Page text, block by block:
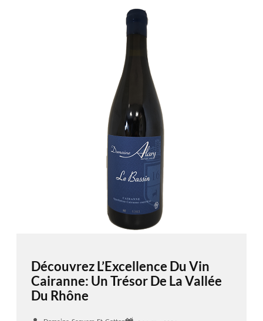
Découvrez L’Excellence Du Vin
Cairanne: Un Trésor De La Vallée
Du Rhône